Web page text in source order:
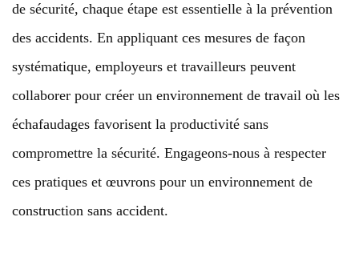
de sécurité, chaque étape est essentielle à la prévention
des accidents. En appliquant ces mesures de façon
systématique, employeurs et travailleurs peuvent
collaborer pour créer un environnement de travail où les
échafaudages favorisent la productivité sans
compromettre la sécurité. Engageons-nous à respecter
ces pratiques et œuvrons pour un environnement de
construction sans accident.